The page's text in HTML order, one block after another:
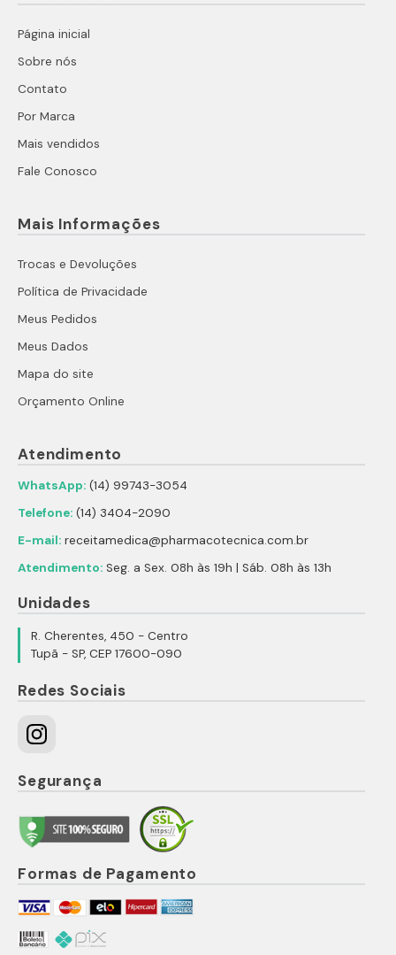
Página inicial
Sobre nós
Contato
Por Marca
Mais vendidos
Fale Conosco
Mais Informações
Trocas e Devoluções
Política de Privacidade
Meus Pedidos
Meus Dados
Mapa do site
Orçamento Online
Atendimento
WhatsApp: (14) 99743-3054
Telefone: (14) 3404-2090
E-mail: receitamedica@pharmacotecnica.com.br
Atendimento: Seg. a Sex. 08h às 19h | Sáb. 08h às 13h
Unidades
R. Cherentes, 450 - Centro
Tupã - SP, CEP 17600-090
Redes Sociais
Segurança
Formas de Pagamento